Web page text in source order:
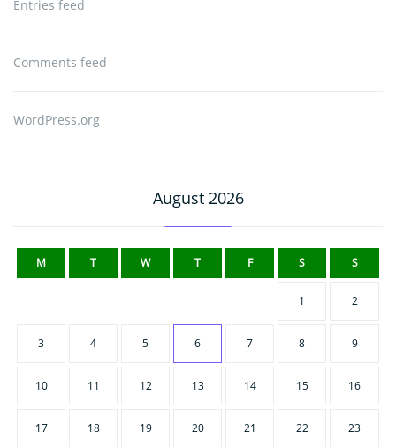
Entries feed
Comments feed
WordPress.org
August 2026
M T W T F S S
1 2
3 4 5 6 7 8 9
10 11 12 13 14 15 16
17 18 19 20 21 22 23